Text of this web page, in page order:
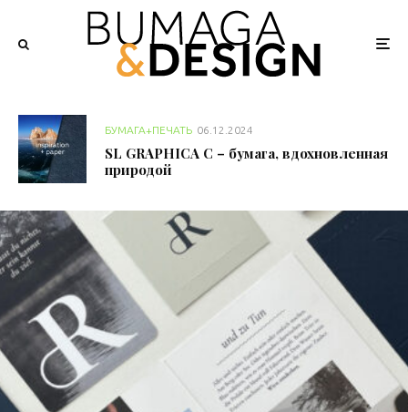
БУМАГА+ПЕЧАТЬ 06.12.2024
SL GRAPHICA C – бумага, вдохновленная
природой